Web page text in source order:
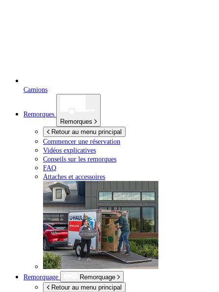
Camions
Remorques
Remorques
Retour au menu principal
Commencer une réservation
Vidéos explicatives
Conseils sur les remorques
FAQ
Attaches et accessoires
Remorquage
Remorquage
Retour au menu principal